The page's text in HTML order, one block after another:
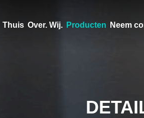
Thuis Over. Wij. Producten Neem